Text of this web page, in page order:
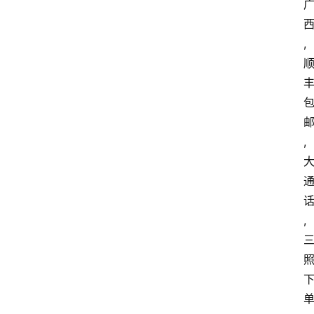
广
西
,
顺
丰
包
邮
,
大
通
话
,
三
照
下
单